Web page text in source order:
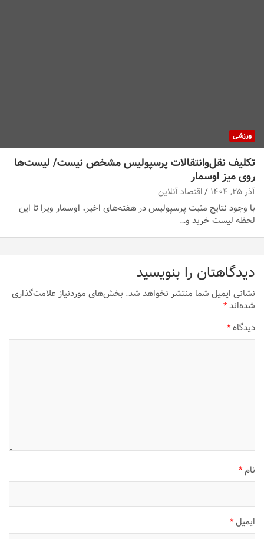
ورزشی
تکلیف نقل‌وانتقالات پرسپولیس مشخص نیست/ لیست‌ها
روی میز اوسمار
آذر ۲۵, ۱۴۰۴ اقتصاد آنلاین
با وجود نتایج مثبت پرسپولیس در هفته‌های اخیر، اوسمار ویرا تا این
لحظه لیست خرید و…
دیدگاهتان را بنویسید
نشانی ایمیل شما منتشر نخواهد شد.بخش‌های موردنیاز علامت‌گذاری
شده‌اند*
دیدگاه*
نام*
ایمیل*